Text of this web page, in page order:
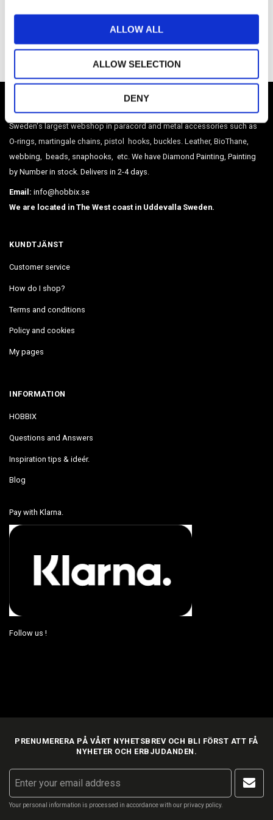
ALLOW ALL
ALLOW SELECTION
DENY
Be the first to leave a review.
Sweden's largest webshop in paracord and metal accessories such as
O-rings, martingale chains, pistol hooks, buckles. Leather, BioThane,
webbing, beads, snaphooks, etc. We have Diamond Painting, Painting
by Number in stock. Delivers in 2-4 days.
Email: info@hobbix.se
We are located in The West coast in Uddevalla Sweden.
KUNDTJÄNST
Customer service
How do I shop?
Terms and conditions
Policy and cookies
My pages
INFORMATION
HOBBIX
Questions and Answers
Inspiration tips & ideér.
Blog
Pay with Klarna.
Follow us !
PRENUMERERA PÅ VÅRT NYHETSBREV OCH BLI FÖRST ATT FÅ
NYHETER OCH ERBJUDANDEN.
Your personal information is processed in accordance with our privacy policy.